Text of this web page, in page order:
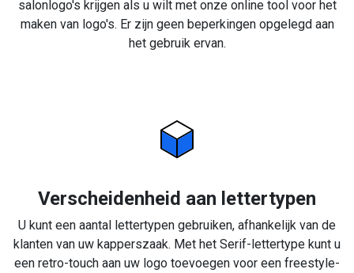
salonlogo's krijgen als u wilt met onze online tool voor het
maken van logo's. Er zijn geen beperkingen opgelegd aan
het gebruik ervan.
Verscheidenheid aan lettertypen
U kunt een aantal lettertypen gebruiken, afhankelijk van de
klanten van uw kapperszaak. Met het Serif-lettertype kunt u
een retro-touch aan uw logo toevoegen voor een freestyle-